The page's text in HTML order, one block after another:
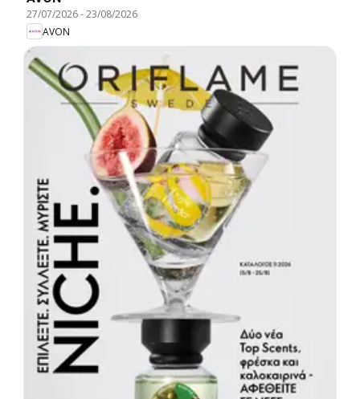
27/07/2026-23/08/2026
AVON